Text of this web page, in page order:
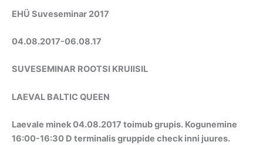
EHÜ Suveseminar 2017
04.08.2017-06.08.17
SUVESEMINAR ROOTSI KRUIISIL
LAEVAL BALTIC QUEEN
Laevale minek 04.08.2017 toimub grupis. Kogunemine
16:00-16:30 D terminalis gruppide check inni juures.